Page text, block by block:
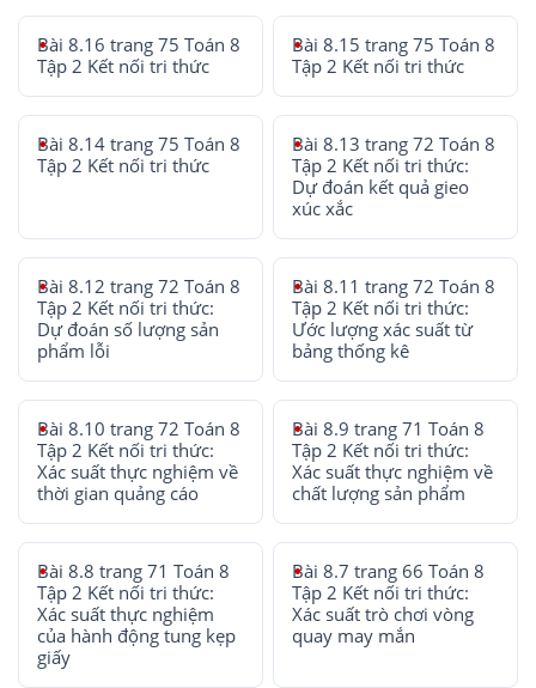
Bài 8.16 trang 75 Toán 8
Tập 2 Kết nối tri thức
Bài 8.15 trang 75 Toán 8
Tập 2 Kết nối tri thức
Bài 8.14 trang 75 Toán 8
Tập 2 Kết nối tri thức
Bài 8.13 trang 72 Toán 8
Tập 2 Kết nối tri thức:
Dự đoán kết quả gieo
xúc xắc
Bài 8.12 trang 72 Toán 8
Tập 2 Kết nối tri thức:
Dự đoán số lượng sản
phẩm lỗi
Bài 8.11 trang 72 Toán 8
Tập 2 Kết nối tri thức:
Ước lượng xác suất từ
bảng thống kê
Bài 8.10 trang 72 Toán 8
Tập 2 Kết nối tri thức:
Xác suất thực nghiệm về
thời gian quảng cáo
Bài 8.9 trang 71 Toán 8
Tập 2 Kết nối tri thức:
Xác suất thực nghiệm về
chất lượng sản phẩm
Bài 8.8 trang 71 Toán 8
Tập 2 Kết nối tri thức:
Xác suất thực nghiệm
của hành động tung kẹp
giấy
Bài 8.7 trang 66 Toán 8
Tập 2 Kết nối tri thức:
Xác suất trò chơi vòng
quay may mắn